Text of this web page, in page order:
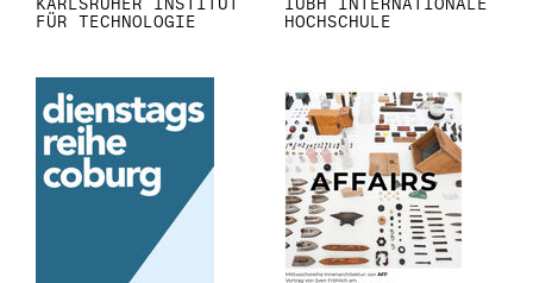
FÜR TECHNOLOGIE
HOCHSCHULE